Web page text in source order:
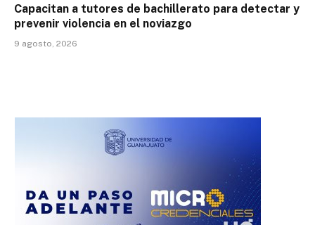
Capacitan a tutores de bachillerato para detectar y
prevenir violencia en el noviazgo
9 agosto, 2026